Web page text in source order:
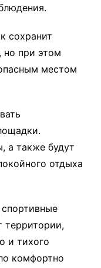
сохранит
но при этом
местом
а также будут
отдыха
территории,
и тихого
комфортно